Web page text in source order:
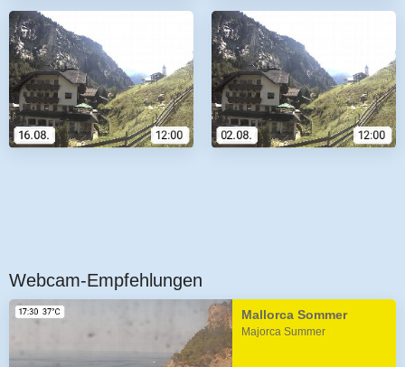
Webcam-Empfehlungen
Mallorca Sommer
Majorca Summer